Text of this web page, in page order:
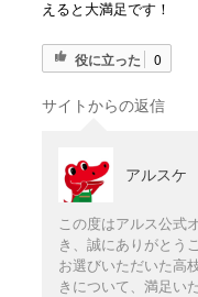
えると大満足です！
役に立った 0
サイトからの返信
アルスケ
この度はアルス公式
き、誠にありがとう
お選びいただいた高
きについて、満足い